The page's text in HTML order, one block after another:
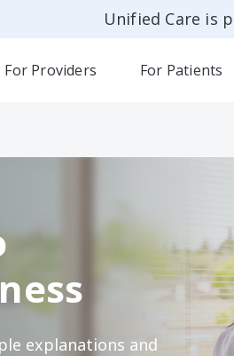
Unified Care is
For Providers For Patients
explanations and